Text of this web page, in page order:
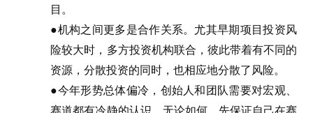
目。
●机构之间更多是合作关系。尤其早期项目投资风
险较大时，多方投资机构联合，彼此带着有不同的
资源，分散投资的同时，也相应地分散了风险。
●今年形势总体偏冷，创始人和团队需要对宏观、